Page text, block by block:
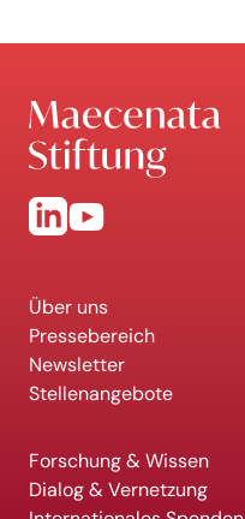
Über uns
Pressebereich
Newsletter
Stellenangebote
Forschung & Wissen
Dialog & Vernetzung